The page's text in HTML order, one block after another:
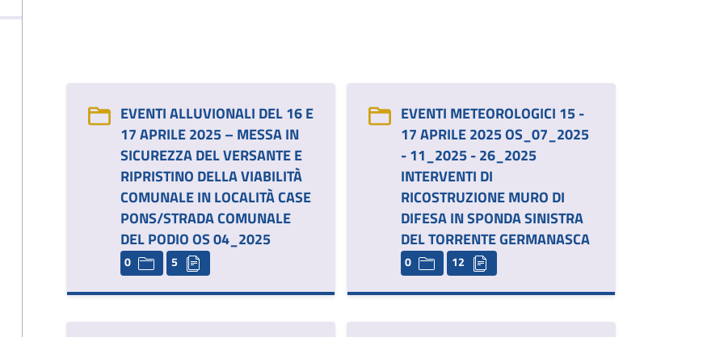
EVENTI ALLUVIONALI DEL 16 E
17 APRILE 2025 – MESSA IN
SICUREZZA DEL VERSANTE E
RIPRISTINO DELLA VIABILITÀ
COMUNALE IN LOCALITÀ CASE
PONS/STRADA COMUNALE
DEL PODIO OS 04_2025
0 5
EVENTI METEOROLOGICI 15 -
17 APRILE 2025 OS_07_2025
- 11_2025 - 26_2025
INTERVENTI DI
RICOSTRUZIONE MURO DI
DIFESA IN SPONDA SINISTRA
DEL TORRENTE GERMANASCA
0 12